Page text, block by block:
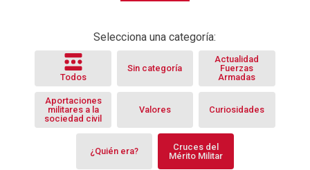
Selecciona una categoría:
Todos
Sin categoría
Actualidad
Fuerzas
Armadas
Aportaciones
militares a la
sociedad civil
Valores Curiosidades
¿Quién era?
Cruces del
Mérito Militar